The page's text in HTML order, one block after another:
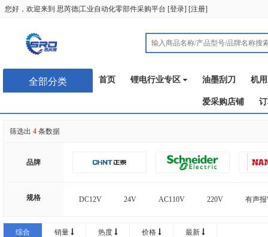
您好，欢迎来到 思芮德|工业自动化零部件采购平台 [登录] [注册]
全部分类 首页 锂电行业专区 油墨刮刀 机
爱采购店铺
筛选出 4 条数据
品牌
规格 DC12V 24V AC110V 220V 有声
综合 销量 热度 价格 最新